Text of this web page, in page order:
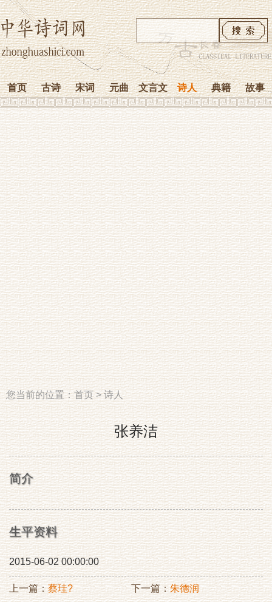
首页 古诗 宋词 元曲 文言文 诗人 典籍 故事
您当前的位置：首页>诗人
张养洁
简介
生平资料
2015-06-02 00:00:00
上一篇：蔡珪? 下一篇：朱德润